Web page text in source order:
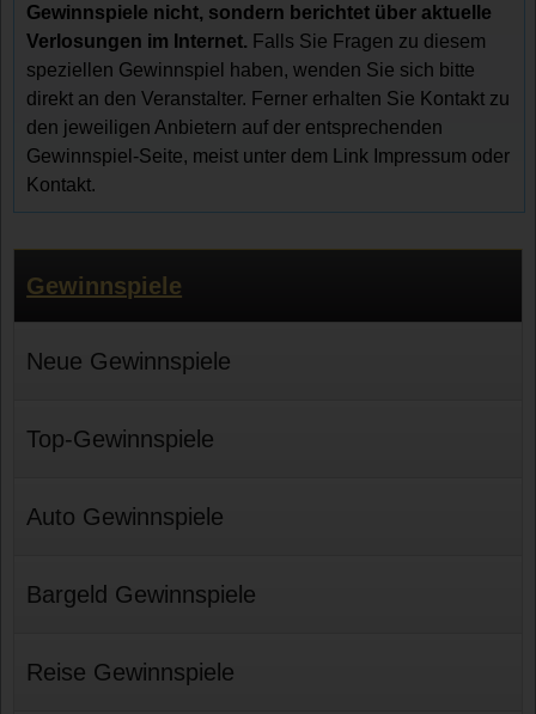
Gewinnspiele nicht, sondern berichtet über aktuelle
Verlosungen im Internet. Falls Sie Fragen zu diesem
speziellen Gewinnspiel haben, wenden Sie sich bitte
direkt an den Veranstalter. Ferner erhalten Sie Kontakt zu
den jeweiligen Anbietern auf der entsprechenden
Gewinnspiel-Seite, meist unter dem Link Impressum oder
Kontakt.
Gewinnspiele
Neue Gewinnspiele
Top-Gewinnspiele
Auto Gewinnspiele
Bargeld Gewinnspiele
Reise Gewinnspiele